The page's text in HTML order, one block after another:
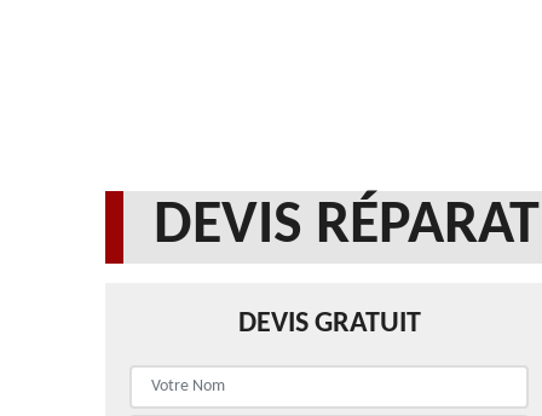
DEVIS
DEVIS GRATUIT